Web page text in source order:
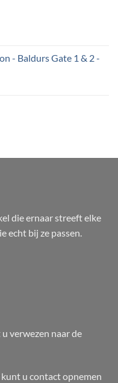
- Baldurs Gate 1 & 2 -
die ernaar streeft elke
echt bij ze passen.
verwezen naar de
u contact opnemen